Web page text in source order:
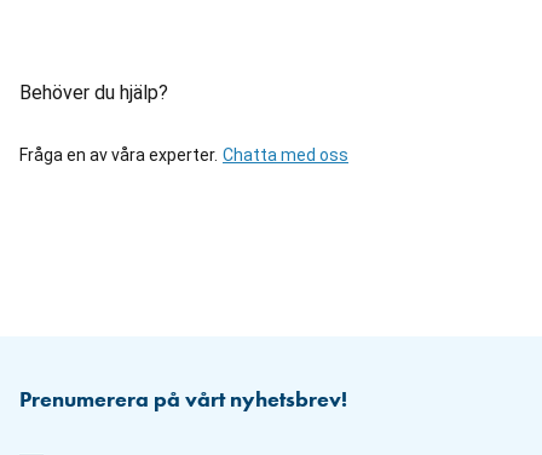
Behöver du hjälp?
Fråga en av våra experter. Chatta med oss
Prenumerera på vårt nyhetsbrev!